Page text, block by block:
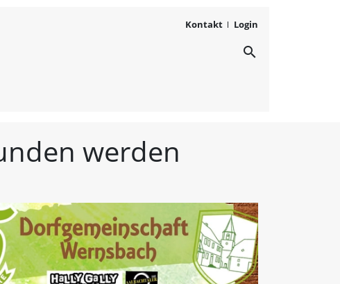
Kontakt Login
aus search
werden